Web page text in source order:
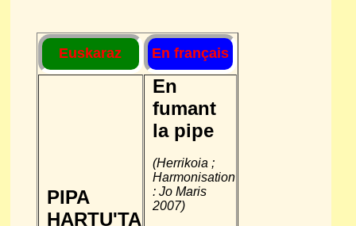
Euskaraz En français
PIPA
HARTU'TA
En
fumant
la pipe
(Herrikoia ;
Harmonisation
: Jo Maris
2007)